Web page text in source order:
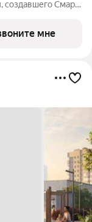
создавшего Смарт
мне